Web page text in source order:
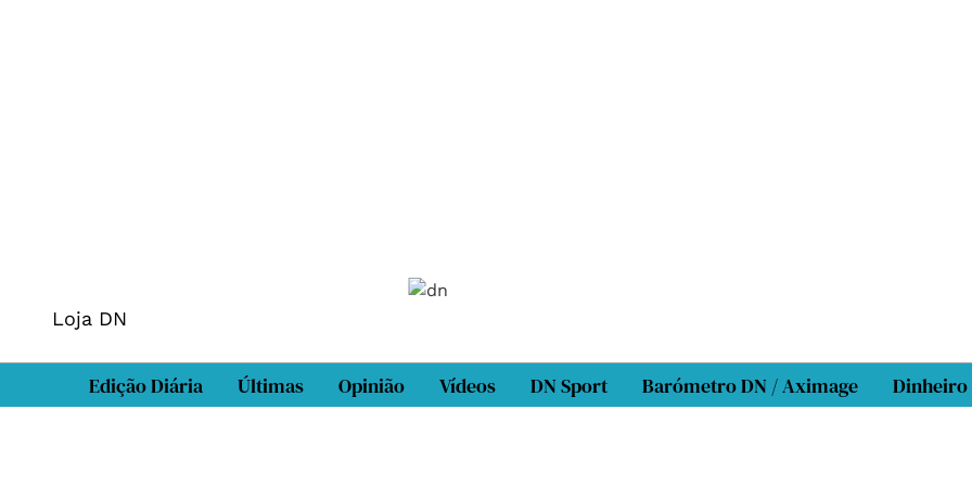
Loja DN
Edição Diária Últimas Opinião Vídeos DN Sport Barómetro DN / Aximage Dinheiro